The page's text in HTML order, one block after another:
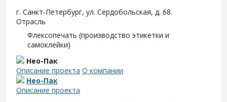
г. Санкт-Петербург, ул. Сердобольская, д. 68.
Отрасль
Флексопечать (производство этикетки и
самоклейки)
Нео-Пак
Описание проекта О компании
Нео-Пак
Описание проекта